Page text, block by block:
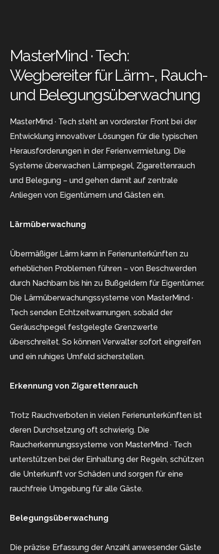
MasterMind · Tech:
Wegbereiter für Lärm-, Rauch-
und Belegungsüberwachung
MasterMind · Tech steht an vorderster Front bei der
Entwicklung innovativer Lösungen für die typischen
Herausforderungen in der Ferienvermietung. Die
Systeme überwachen Lärmpegel, Zigarettenrauch
und Belegung – und gehen damit auf zentrale
Anliegen von Eigentümern und Gästen ein.
Lärmüberwachung
Übermäßiger Lärm kann in Ferienunterkünften zu
erheblichen Problemen führen – von Beschwerden
durch Nachbarn bis hin zu Bußgeldern für Eigentümer.
Die Lärmüberwachungssysteme von MasterMind ·
Tech senden Echtzeitwarnungen, sobald der
Geräuschpegel festgelegte Grenzwerte
überschreitet. So können Verwalter sofort eingreifen
und ein ruhiges Umfeld sicherstellen.
Erkennung von Zigarettenrauch
Trotz Rauchverboten in vielen Ferienunterkünften ist
deren Durchsetzung oft schwierig. Die
Raucherkennungssysteme von MasterMind · Tech
unterstützen bei der Einhaltung der Regeln, schützen
die Unterkunft vor Schäden und sorgen für eine
rauchfreie Umgebung für alle Gäste.
Belegungsüberwachung
Die präzise Erfassung der Anzahl anwesender Gäste